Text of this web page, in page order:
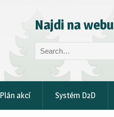
Najdi na webu
Search
for:
Plán akcí Systém D2D